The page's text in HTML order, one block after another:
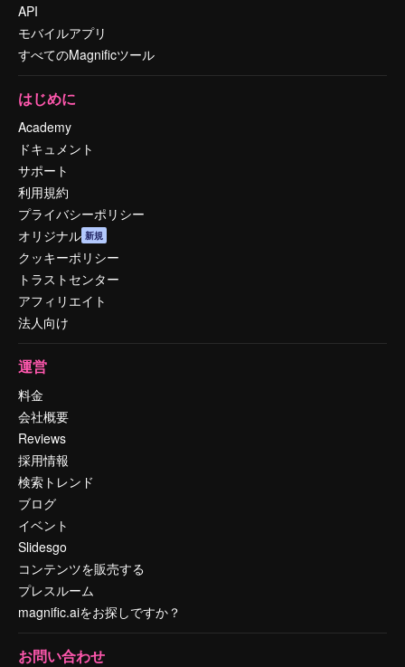
API
モバイルアプリ
すべてのMagnificツール
はじめに
Academy
ドキュメント
サポート
利用規約
プライバシーポリシー
オリジナル 新規
クッキーポリシー
トラストセンター
アフィリエイト
法人向け
運営
料金
会社概要
Reviews
採用情報
検索トレンド
ブログ
イベント
Slidesgo
コンテンツを販売する
プレスルーム
magnific.aiをお探しですか？
お問い合わせ